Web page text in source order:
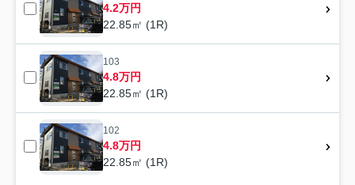
4.2万円
22.85㎡ (1R)
103
4.8万円
22.85㎡ (1R)
102
4.8万円
22.85㎡ (1R)